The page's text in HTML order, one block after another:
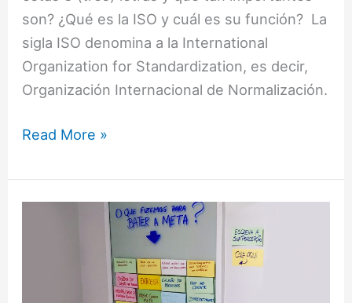
son? ¿Qué es la ISO y cuál es su función? La
sigla ISO denomina a la International
Organization for Standardization, es decir,
Organización Internacional de Normalización.
Read More »